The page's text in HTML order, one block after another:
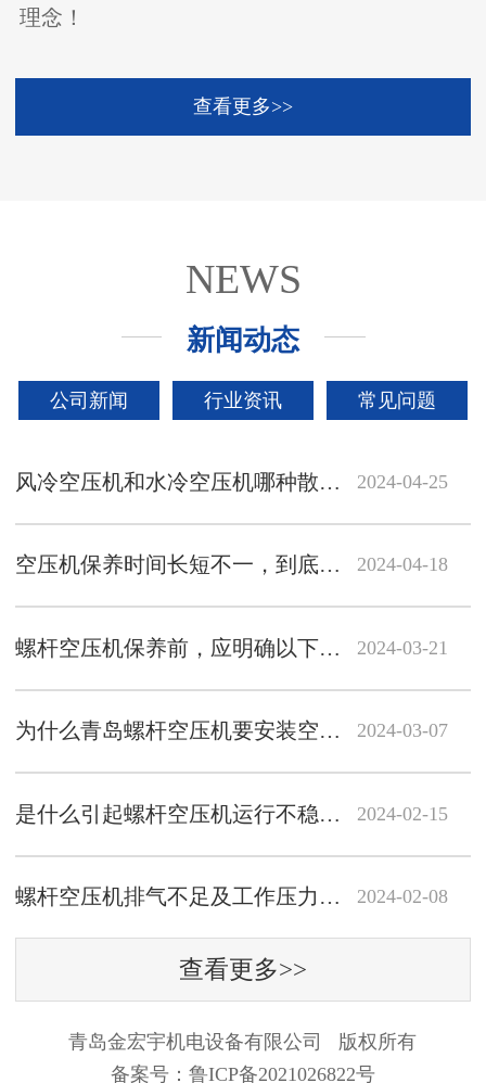
理念！
查看更多>>
NEWS
新闻动态
公司新闻 行业资讯 常见问题
风冷空压机和水冷空压机哪种散热效果更好呢 2024-04-25
空压机保养时间长短不一，到底该以哪个时间为准呢？ 2024-04-18
螺杆空压机保养前，应明确以下事项 2024-03-21
为什么青岛螺杆空压机要安装空气储气罐 2024-03-07
是什么引起螺杆空压机运行不稳定的 2024-02-15
螺杆空压机排气不足及工作压力不足的原因 2024-02-08
查看更多>>
青岛金宏宇机电设备有限公司 版权所有
备案号： 鲁ICP备2021026822号